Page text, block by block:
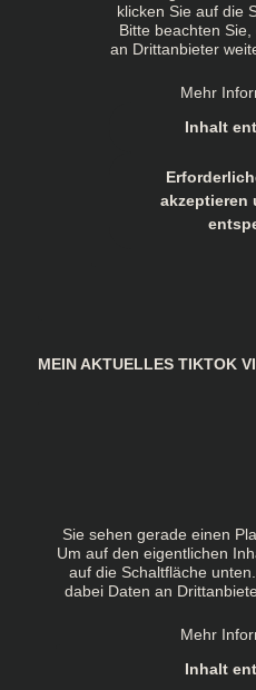
klicken Sie auf die
Bitte beachten
an Drittanbieter
Mehr
Inhalt
akzeptieren
MEIN AKTUELLES TIKTOK
Sie sehen gerade einen
Um auf den eigentlichen
auf die Schaltfläche
dabei Daten an
Mehr
Inhalt